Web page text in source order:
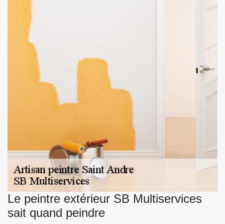
Le peintre extérieur SB Multiservices
sait quand peindre